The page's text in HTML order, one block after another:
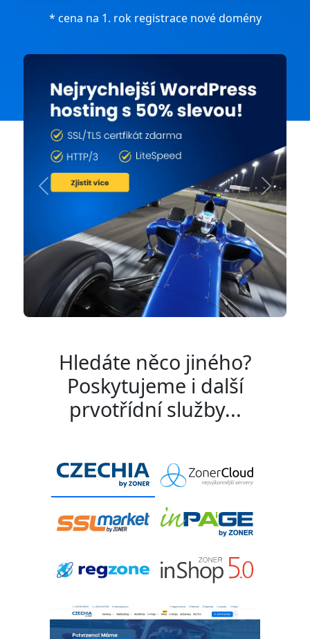
* cena na 1. rok registrace nové domény
Previous Next
Hledáte něco jiného?
Poskytujeme i další
prvotřídní služby...